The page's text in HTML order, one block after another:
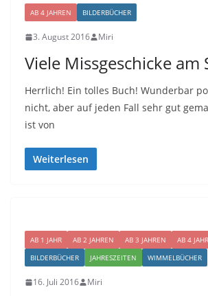
AB 4 JAHREN BILDERBÜCHER
3. August 2016 Miri
Viele Missgeschicke am
Herrlich! Ein tolles Buch! Wunderbar
nicht, aber auf jeden Fall sehr gut
ist von
Weiterlesen
AB 1 JAHR AB 2 JAHREN AB 3 JAHREN
AB 4
BILDERBÜCHER
JAHRESZEITEN WIMMELBÜCHER
16. Juli 2016 Miri